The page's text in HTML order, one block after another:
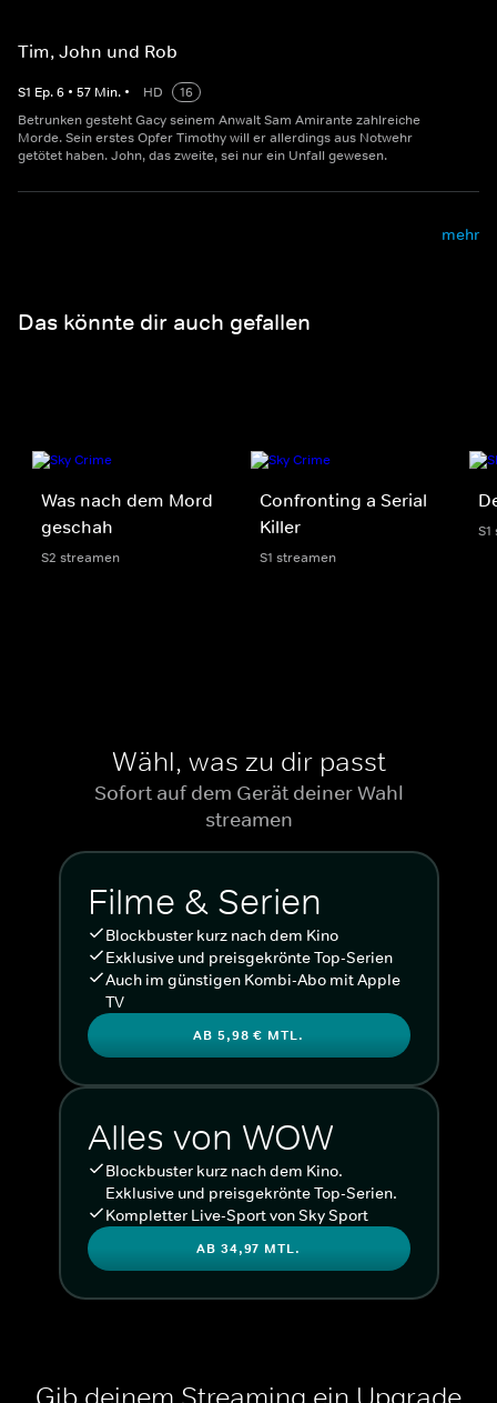
Tim, John und Rob
S1 Ep.6 • 57 Min. • HD
16
Betrunken gesteht Gacy seinem Anwalt Sam Amirante zahlreiche
Morde. Sein erstes Opfer Timothy will er allerdings aus Notwehr
getötet haben. John, das zweite, sei nur ein Unfall gewesen.
mehr
Das könnte dir auch gefallen
Was nach dem Mord
geschah
S2 streamen
Confronting a Serial
Killer
S1 streamen
Wähl, was zu dir passt
Sofort auf dem Gerät deiner Wahl
streamen
Filme & Serien
Blockbuster kurz nach dem Kino
Exklusive und preisgekrönte Top-Serien
Auch im günstigen Kombi-Abo mit Apple
TV
AB 5,98 € MTL.
Alles von WOW
Blockbuster kurz nach dem Kino.
Exklusive und preisgekrönte Top-Serien.
Kompletter Live-Sport von Sky Sport
AB 34,97 MTL.
Gib deinem Streaming ein Upgrade